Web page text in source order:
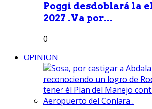
Poggi desdoblará la
2027 .Va por...
0
OPINION